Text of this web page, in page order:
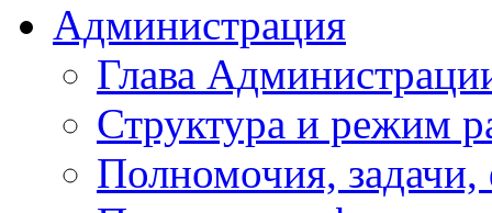
Администрация
Глава
Структура и режим
Полномочия,